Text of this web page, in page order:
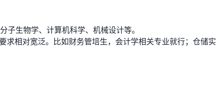
生物学、计算机科学、机械设计等。
求相对宽泛。比如财务管培生，会计学相关专业就行；仓储实